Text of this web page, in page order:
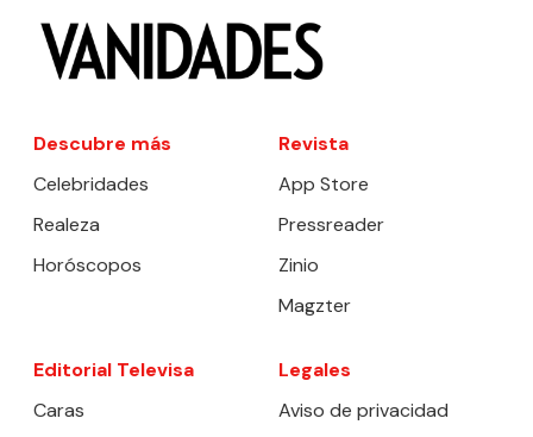
Descubre más
Celebridades
Realeza
Horóscopos
Revista
App Store
Pressreader
Zinio
Magzter
Editorial Televisa
Caras
Legales
Aviso de privacidad